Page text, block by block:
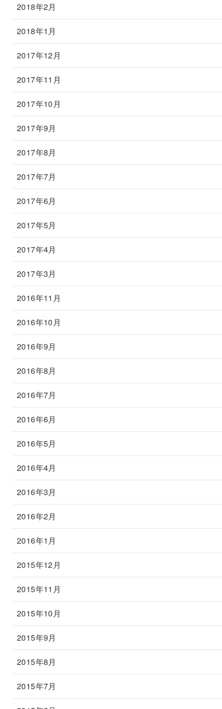
2018年2月
2018年1月
2017年12月
2017年11月
2017年10月
2017年9月
2017年8月
2017年7月
2017年6月
2017年5月
2017年4月
2017年3月
2016年11月
2016年10月
2016年9月
2016年8月
2016年7月
2016年6月
2016年5月
2016年4月
2016年3月
2016年2月
2016年1月
2015年12月
2015年11月
2015年10月
2015年9月
2015年8月
2015年7月